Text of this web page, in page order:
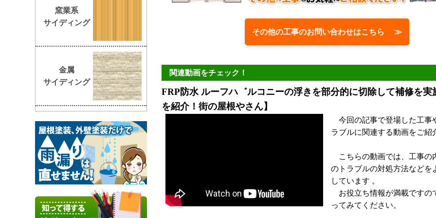
その他の工事のお問い合わせはこちら ≫
関連動画をチェック！
FRP防水 ルーフハ゛ルコニーの浮きを部分的に切除して補修を実
を紹介！街の屋根やさん】
今回の記事で登場した工事
ラブルに関連する動画をご紹
こちらの動画では、工事の
のトラブルの対処方法などを
しています 。
お役立ち情報が満載ですの
ってみてください。
窯業系
サイディング
金属
サイディング